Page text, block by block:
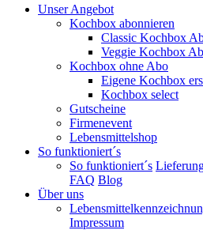
Unser Angebot
Kochbox abonnieren
Classic Kochbox
Veggie Kochbox
Kochbox ohne Abo
Eigene Kochbox
Kochbox select
Gutscheine
Firmenevent
Lebensmittelshop
So funktioniert´s
So funktioniert´s
FAQ Blog
Über uns
Impressum